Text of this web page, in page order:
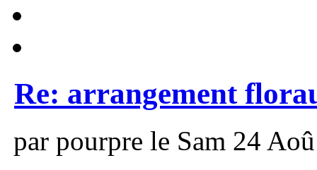
Re: arrangement
par pourpre le Sam 24